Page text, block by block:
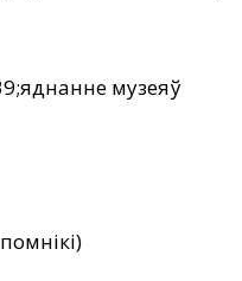
музеяў